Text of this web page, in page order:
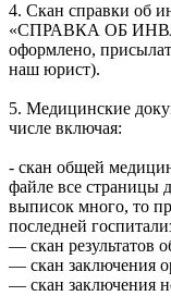
4. Скан справки об
«СПРАВКА ОБ
оформлено,
наш юрист).
5. Медицинские
числе включая:
- скан общей
файле все страницы
выписок много, то
последней
— скан результатов
— скан заключения
— скан заключения